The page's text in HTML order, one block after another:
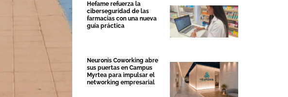
Hefame refuerza la
ciberseguridad de las
farmacias con una nueva
guía práctica
Neuronis Coworking abre
sus puertas en Campus
Myrtea para impulsar el
networking empresarial